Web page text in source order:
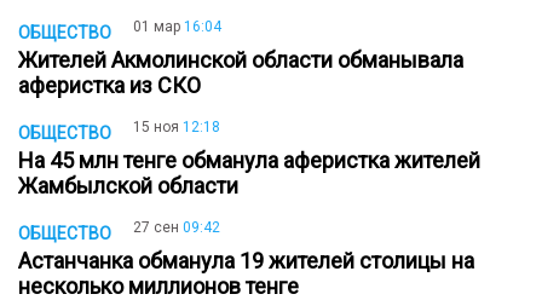
ОБЩЕСТВО 01 мар 16:04
Жителей Акмолинской области обманывала
аферистка из СКО
ОБЩЕСТВО 15 ноя 12:18
На 45 млн тенге обманула аферистка жителей
Жамбылской области
ОБЩЕСТВО 27 сен 09:42
Астанчанка обманула 19 жителей столицы на
несколько миллионов тенге